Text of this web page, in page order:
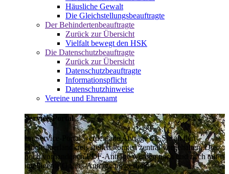
Häusliche Gewalt
Die Gleichstellungsbeauftragte
Der Behindertenbeauftragte
Zurück zur Übersicht
Vielfalt bewegt den HSK
Die Datenschutzbeauftragte
Zurück zur Übersicht
Datenschutzbeauftragte
Informationspflicht
Datenschutzhinweise
Vereine und Ehrenamt
Service-Portal
Im Service-Portal werden alle Anträge die Sie an den
Hochsauerlandkreis stellen können zentral vorgehalten. Die
noch vorhandenen PDF-Anträge werden nach und nach auf
intelligente Online-Anträge umgestellt.